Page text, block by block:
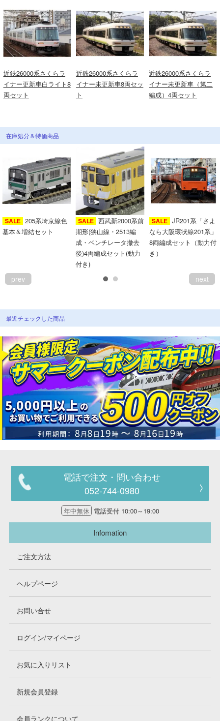
近鉄26000系さくらラ
イナー更新車白ライト8
両セット
近鉄26000系さくらラ
イナー未更新車8両セッ
ト
近鉄26000系さくらラ
イナー未更新車（第二
編成）4両セット
在庫処分＆特価商品
SALE 205系埼京線色
基本＆増結セット
SALE 西武新2000系前
期形(狭山線・2513編
成・ベンチレータ撤去
後)4両編成セット(動力
付き)
SALE JR201系「さよ
なら大阪環状線201系」
8両編成セット（動力付
き）
prev next
最近チェックした商品
電話で注文・問い合わせ
052-744-0980
年中無休 電話受付 10:00～19:00
Infomation
ご注文方法
ヘルプページ
お問い合せ
ログイン/マイページ
お気に入りリスト
新規会員登録
会員ランクについて